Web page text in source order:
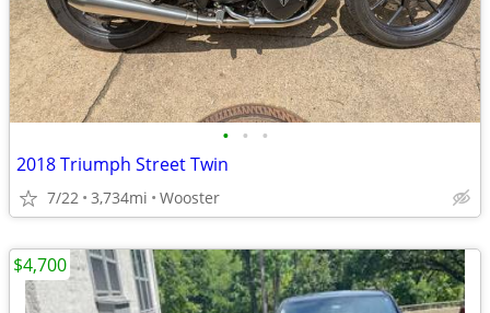
• • •
2018 Triumph Street Twin
7/22 3,734mi Wooster
$4,700